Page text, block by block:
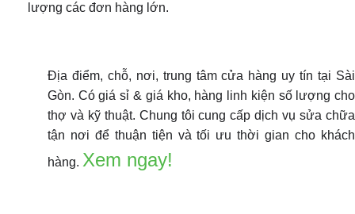
lượng các đơn hàng lớn.
Địa điểm, chỗ, nơi, trung tâm cửa hàng uy tín tại Sài
Gòn. Có giá sỉ & giá kho, hàng linh kiện số lượng cho
thợ và kỹ thuật. Chung tôi cung cấp dịch vụ sửa chữa
tận nơi để thuận tiện và tối ưu thời gian cho khách
hàng. Xem ngay!